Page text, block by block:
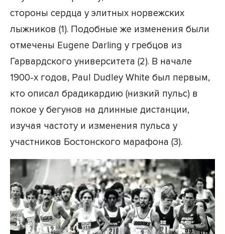
стороны сердца у элитных норвежских
лыжников (1). Подобные же изменения были
отмечены Eugene Darling у гребцов из
Гарвардского университета (2). В начале
1900-х годов, Paul Dudley White был первым,
кто описал брадикардию (низкий пульс) в
покое у бегунов на длинные дистанции,
изучая частоту и изменения пульса у
участников Бостонского марафона (3).